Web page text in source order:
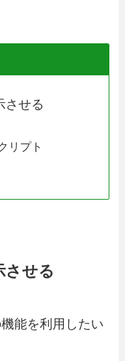
させる
リプト
させる
能を利用したい